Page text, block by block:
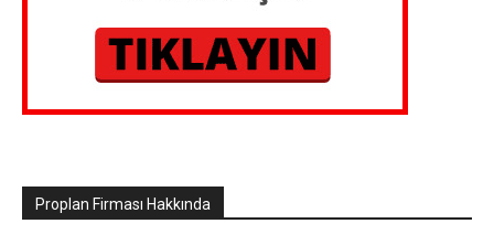
Proplan Firması Hakkında